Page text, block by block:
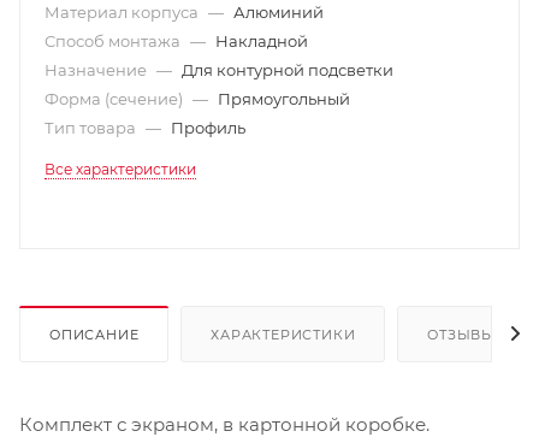
Материал корпуса — Алюминий
Способ монтажа — Накладной
Назначение — Для контурной подсветки
Форма (сечение) — Прямоугольный
Тип товара — Профиль
Все характеристики
ОПИСАНИЕ ХАРАКТЕРИСТИКИ ОТЗЫВЫ
Комплект с экраном, в картонной коробке.